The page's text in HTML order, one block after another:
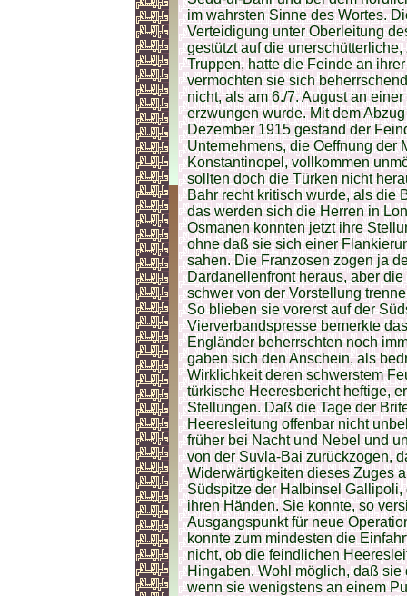
im wahrsten Sinne des Wortes.
Verteidigung unter Oberleitung
gestützt auf die
Truppen, hatte die Feinde an
vermochten sie sich
nicht, als am 6./7. August an
erzwungen wurde. Mit dem
Dezember 1915 gestand der
Unternehmens, die Oeffnung der
Konstantinopel, vollkommen
sollten doch die Türken nicht
Bahr recht kritisch wurde, als die
das werden sich die Herren in
Osmanen konnten jetzt ihre
ohne daß sie sich einer
sahen. Die Franzosen zogen ja
Dardanellenfront heraus, aber
schwer von der Vorstellung
So blieben sie vorerst auf der
Vierverbandspresse bemerkte
Engländer beherrschten noch
gaben sich den Anschein, als
Wirklichkeit deren schwerstem
türkische Heeresbericht heftige,
Stellungen. Daß die Tage der
Heeresleitung offenbar nicht
früher bei Nacht und Nebel und
von der Suvla-Bai zurückzogen,
Widerwärtigkeiten dieses Zuges
Südspitze der Halbinsel
ihren Händen. Sie konnte, so
Ausgangspunkt für neue
konnte zum mindesten die
nicht, ob die feindlichen
Hingaben. Wohl möglich, daß
wenn sie wenigstens an einem